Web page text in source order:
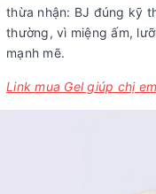
thừa nhận: BJ đúng kỹ
thường, vì miệng ấm,
mạnh mẽ.
Link mua Gel giúp chị